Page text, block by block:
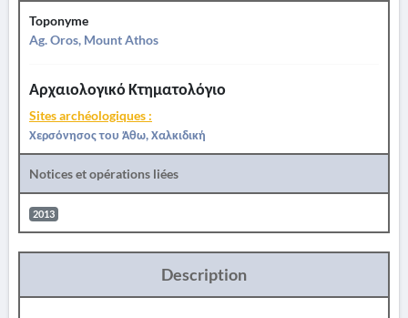
Toponyme
Ag. Oros, Mount Athos
Αρχαιολογικό Κτηματολόγιο
Sites archéologiques :
Χερσόνησος του Άθω, Χαλκιδική
Notices et opérations liées
2013
Description